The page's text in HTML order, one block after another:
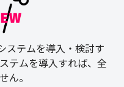
ステムを導入・検討す
テムを導入すれば、全
ん。